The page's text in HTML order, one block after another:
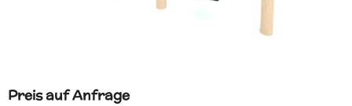
Preis auf Anfrage